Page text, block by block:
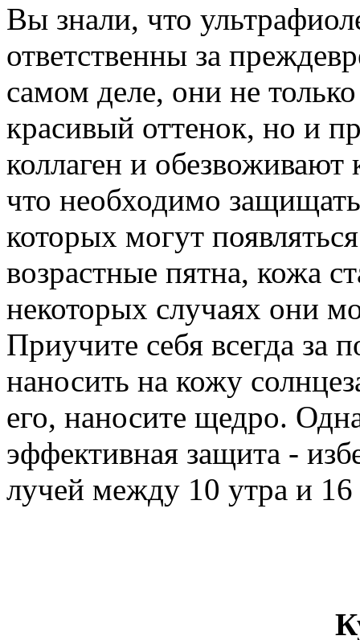
Вы знали, что
ответственны за
самом деле, они не
красивый оттенок, но и
коллаген и
что необходимо
которых могут
возрастные пятна, кожа
некоторых случаях они
Приучите себя всегда за
наносить на кожу
его, наносите щедро.
эффективная защита -
лучей между 10 утра и 16